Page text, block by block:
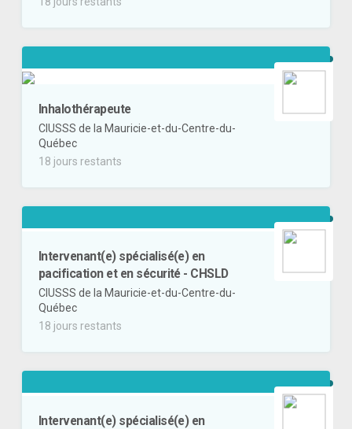
Inhalothérapeute
CIUSSS de la Mauricie-et-du-Centre-du-
Québec
18 jours restants
Intervenant(e) spécialisé(e) en
pacification et en sécurité - CHSLD
CIUSSS de la Mauricie-et-du-Centre-du-
Québec
18 jours restants
Intervenant(e) spécialisé(e) en